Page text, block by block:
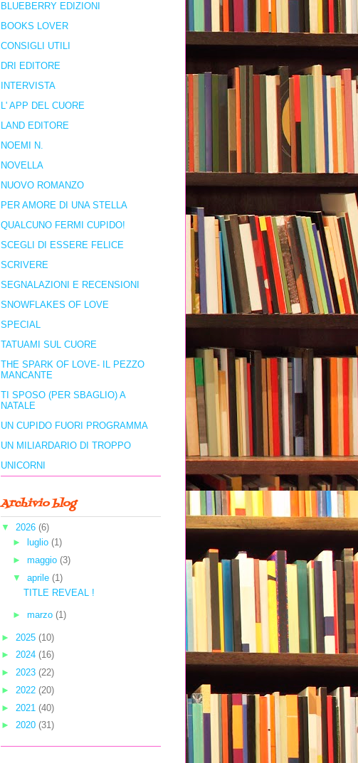
BLUEBERRY EDIZIONI
BOOKS LOVER
CONSIGLI UTILI
DRI EDITORE
INTERVISTA
L' APP DEL CUORE
LAND EDITORE
NOEMI N.
NOVELLA
NUOVO ROMANZO
PER AMORE DI UNA STELLA
QUALCUNO FERMI CUPIDO!
SCEGLI DI ESSERE FELICE
SCRIVERE
SEGNALAZIONI E RECENSIONI
SNOWFLAKES OF LOVE
SPECIAL
TATUAMI SUL CUORE
THE SPARK OF LOVE- IL PEZZO
MANCANTE
TI SPOSO (PER SBAGLIO) A
NATALE
UN CUPIDO FUORI PROGRAMMA
UN MILIARDARIO DI TROPPO
UNICORNI
Archivio blog
▼ 2026 (6)
►
luglio (1)
► maggio (3)
▼ aprile (1)
TITLE REVEAL !
► marzo (1)
► 2025 (10)
► 2024 (16)
► 2023 (22)
► 2022 (20)
► 2021 (40)
► 2020 (31)